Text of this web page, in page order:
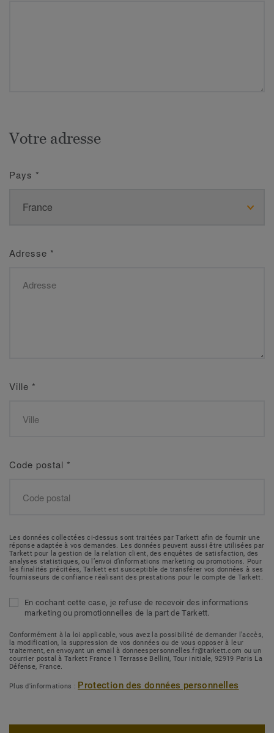
Votre adresse
Pays *
Adresse *
Ville *
Code postal *
Les données collectées ci-dessus sont traitées par Tarkett afin de fournir une
réponse adaptée à vos demandes. Les données peuvent aussi être utilisées par
Tarkett pour la gestion de la relation client, des enquêtes de satisfaction, des
analyses statistiques, ou l’envoi d’informations marketing ou promotions. Pour
les finalités précitées, Tarkett est susceptible de transférer vos données à ses
fournisseurs de confiance réalisant des prestations pour le compte de Tarkett.
En cochant cette case, je refuse de recevoir des informations
marketing ou promotionnelles de la part de Tarkett.
Conformément à la loi applicable, vous avez la possibilité de demander l’accès,
la modification, la suppression de vos données ou de vous opposer à leur
traitement, en envoyant un email à donneespersonnelles.fr@tarkett.com ou un
courrier postal à Tarkett France 1 Terrasse Bellini, Tour initiale, 92919 Paris La
Défense, France.
Plus d'informations : Protection des données personnelles